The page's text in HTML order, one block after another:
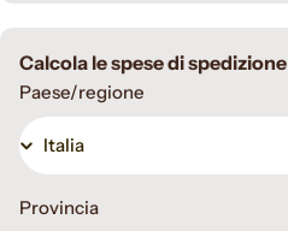
Calcola le spese di spedizione
Paese/regione
Provincia